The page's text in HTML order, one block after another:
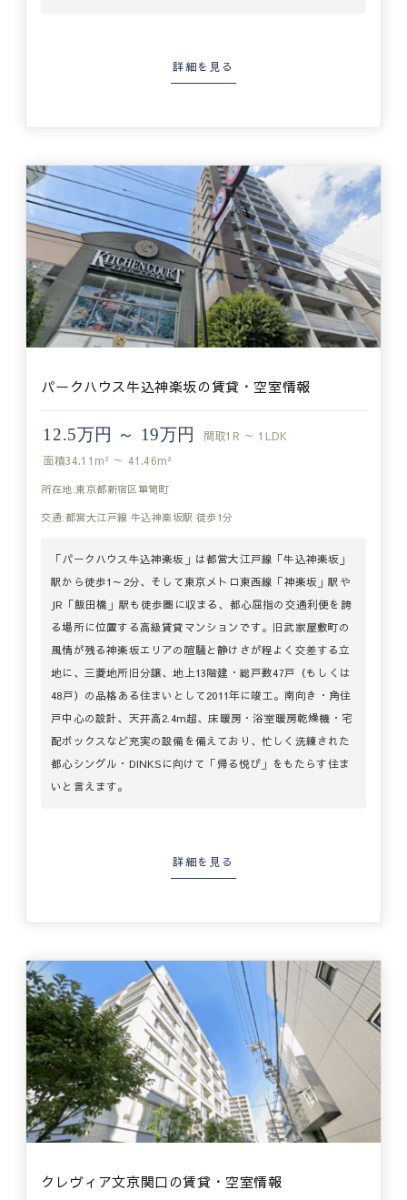
詳細を見る
パークハウス牛込神楽坂の賃貸・空室情報
12.5万円 ～ 19万円 間取1R ～ 1LDK
面積34.11m² ～ 41.46m²
所在地:東京都新宿区箪笥町
交通:都営大江戸線 牛込神楽坂駅 徒歩1分
「パークハウス牛込神楽坂」は都営大江戸線「牛込神楽坂」
駅から徒歩1～2分、そして東京メトロ東西線「神楽坂」駅や
JR「飯田橋」駅も徒歩圏に収まる、都心屈指の交通利便を誇
る場所に位置する高級賃貸マンションです。旧武家屋敷町の
風情が残る神楽坂エリアの喧騒と静けさが程よく交差する立
地に、三菱地所旧分譲、地上13階建・総戸数47戸（もしくは
48戸）の品格ある住まいとして2011年に竣工。南向き・角住
戸中心の設計、天井高2.4m超、床暖房・浴室暖房乾燥機・宅
配ボックスなど充実の設備を備えており、忙しく洗練された
都心シングル・DINKSに向けて「帰る悦び」をもたらす住ま
いと言えます。
詳細を見る
クレヴィア文京関口の賃貸・空室情報